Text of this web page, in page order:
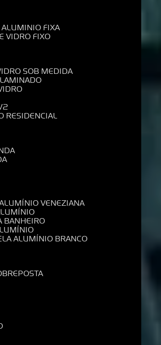
ALUMINIO FIXA
VIDRO FIXO
SOB MEDIDA
RESIDENCIAL
VENEZIANA
BANHEIRO
ALUMÍNIO BRANCO